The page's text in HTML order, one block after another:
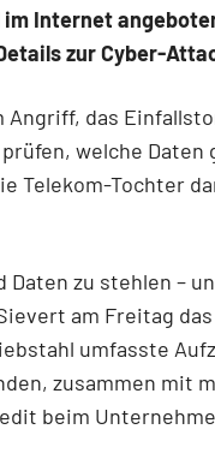
im Internet
zur Cyber-
Angriff, das
welche Daten
Telekom-Tochter
Daten zu stehlen –
am Freitag
umfasste
zusammen mit
beim